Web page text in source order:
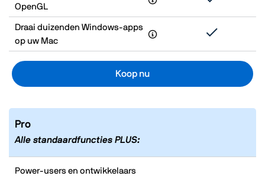
OpenGL
Draai duizenden Windows‑apps
op uw Mac
Koop nu
Pro
Alle standaardfuncties PLUS:
Power‑users en ontwikkelaars